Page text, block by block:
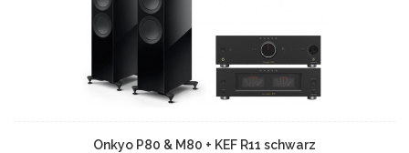
Onkyo P80 & M80 + KEF R11 schwarz